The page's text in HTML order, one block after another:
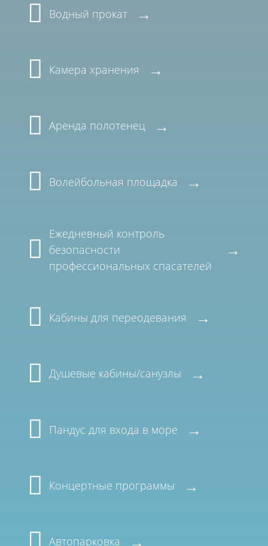
Водный прокат
Камера хранения
Аренда полотенец
Волейбольная площадка
Ежедневный контроль
безопасности
профессиональных спасателей
Кабины для переодевания
Душевые кабины/санузлы
Пандус для входа в море
Концертные программы
Автопарковка